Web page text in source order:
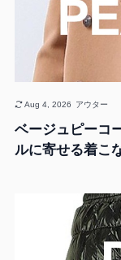
ベージュピーコ
ルに寄せる着こ
Aug 4, 2026 アウター